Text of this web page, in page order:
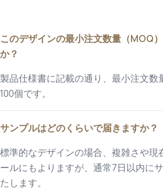
このデザインの最小注文数量（MOQ
か？
製品仕様書に記載の通り、最小注文数
100個です。
サンプルはどのくらいで届きますか？
標準的なデザインの場合、複雑さや現
ールにもよりますが、通常7日以内に
たします。